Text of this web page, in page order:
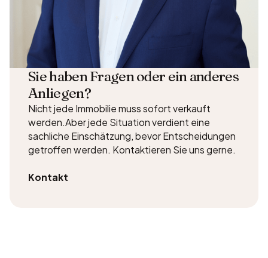
Sie haben Fragen oder ein anderes
Anliegen?
Nicht jede Immobilie muss sofort verkauft
werden.Aber jede Situation verdient eine
sachliche Einschätzung, bevor Entscheidungen
getroffen werden. Kontaktieren Sie uns gerne.
Kontakt